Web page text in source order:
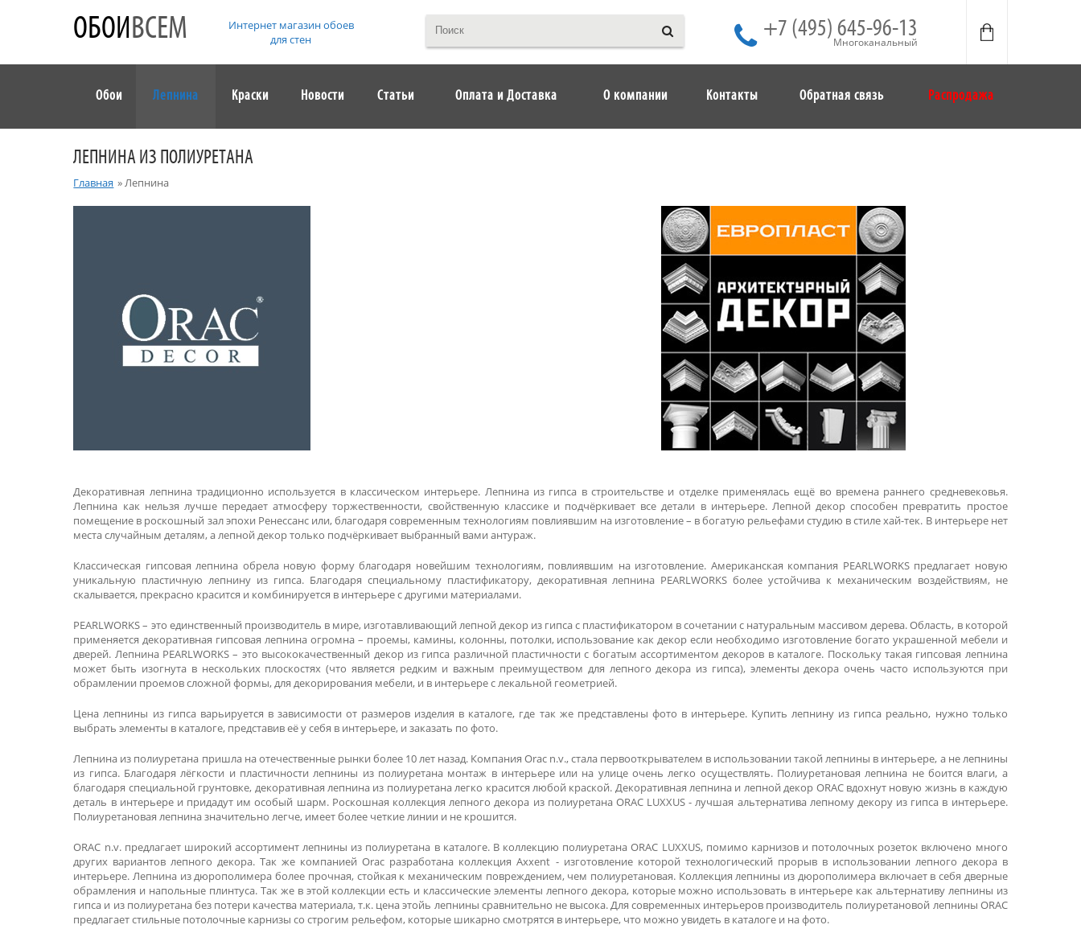
ОБОИВСЕМ
Интернет магазин обоев
для стен
+7 (495) 645-96-13
Многоканальный
Обои Лепнина Краски Новости Статьи Оплата и Доставка О компании Контакты Обратная связь Распродажа
ЛЕПНИНА ИЗ ПОЛИУРЕТАНА
Главная »Лепнина
Декоративная лепнина традиционно используется в классическом интерьере. Лепнина из гипса в строительстве и отделке применялась ещё во времена раннего средневековья.
Лепнина как нельзя лучше передает атмосферу торжественности, свойственную классике и подчёркивает все детали в интерьере. Лепной декор способен превратить простое
помещение в роскошный зал эпохи Ренессанс или, благодаря современным технологиям повлиявшим на изготовление – в богатую рельефами студию в стиле хай-тек. В интерьере нет
места случайным деталям, а лепной декор только подчёркивает выбранный вами антураж.
Классическая гипсовая лепнина обрела новую форму благодаря новейшим технологиям, повлиявшим на изготовление. Американская компания PEARLWORKS предлагает новую
уникальную пластичную лепнину из гипса. Благодаря специальному пластификатору, декоративная лепнина PEARLWORKS более устойчива к механическим воздействиям, не
скалывается, прекрасно красится и комбинируется в интерьере с другими материалами.
PEARLWORKS – это единственный производитель в мире, изготавливающий лепной декор из гипса с пластификатором в сочетании с натуральным массивом дерева. Область, в которой
применяется декоративная гипсовая лепнина огромна – проемы, камины, колонны, потолки, использование как декор если необходимо изготовление богато украшенной мебели и
дверей. Лепнина PEARLWORKS – это высококачественный декор из гипса различной пластичности с богатым ассортиментом декоров в каталоге. Поскольку такая гипсовая лепнина
может быть изогнута в нескольких плоскостях (что является редким и важным преимуществом для лепного декора из гипса), элементы декора очень часто используются при
обрамлении проемов сложной формы, для декорирования мебели, и в интерьере с лекальной геометрией.
Цена лепнины из гипса варьируется в зависимости от размеров изделия в каталоге, где так же представлены фото в интерьере. Купить лепнину из гипса реально, нужно только
выбрать элементы в каталоге, представив её у себя в интерьере, и заказать по фото.
Лепнина из полиуретана пришла на отечественные рынки более 10 лет назад. Компания Orac n.v., стала первооткрывателем в использовании такой лепнины в интерьере, а не лепнины
из гипса. Благодаря лёгкости и пластичности лепнины из полиуретана монтаж в интерьере или на улице очень легко осуществлять. Полиуретановая лепнина не боится влаги, а
благодаря специальной грунтовке, декоративная лепнина из полиуретана легко красится любой краской. Декоративная лепнина и лепной декор ORAC вдохнут новую жизнь в каждую
деталь в интерьере и придадут им особый шарм. Роскошная коллекция лепного декора из полиуретана ORAC LUXXUS - лучшая альтернатива лепному декору из гипса в интерьере.
Полиуретановая лепнина значительно легче, имеет более четкие линии и не крошится.
ORAC n.v. предлагает широкий ассортимент лепнины из полиуретана в каталоге. В коллекцию полиуретана ORAC LUXXUS, помимо карнизов и потолочных розеток включено много
других вариантов лепного декора. Так же компанией Orac разработана коллекция Axxent - изготовление которой технологический прорыв в использовании лепного декора в
интерьере. Лепнина из дюрополимера более прочная, стойкая к механическим повреждением, чем полиуретановая. Коллекция лепнины из дюрополимера включает в себя дверные
обрамления и напольные плинтуса. Так же в этой коллекции есть и классические элементы лепного декора, которые можно использовать в интерьере как альтернативу лепнины из
гипса и из полиуретана без потери качества материала, т.к. цена этойь лепнины сравнительно не высока. Для современных интерьеров производитель полиуретановой лепнины ORAC
предлагает стильные потолочные карнизы со строгим рельефом, которые шикарно смотрятся в интерьере, что можно увидеть в каталоге и на фото.